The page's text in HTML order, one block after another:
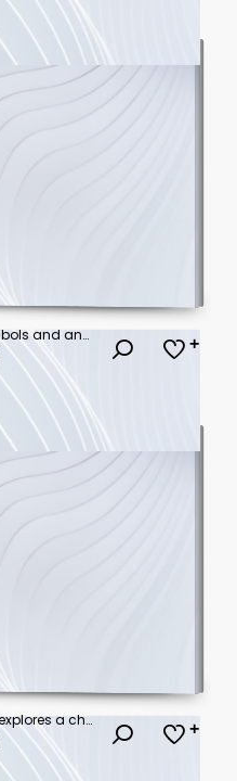
Collection of primitive tribal symbols and ancient eye motifs in earthy brown and orange tones
A lone traveler with a backpack explores a charming cobblestone street lined with ancient stone buildings and vibrant red flowers.